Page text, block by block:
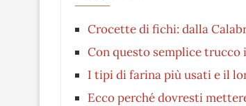
Crocette di fichi: dalla
Con questo semplice
I tipi di farina più usati e il
Ecco perché dovresti